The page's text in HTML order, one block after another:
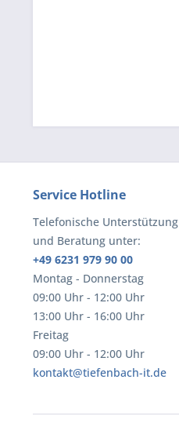
Service Hotline
Telefonische Unterstützung
und Beratung unter:
+49 6231 979 90 00
Montag - Donnerstag
09:00 Uhr - 12:00 Uhr
13:00 Uhr - 16:00 Uhr
Freitag
09:00 Uhr - 12:00 Uhr
kontakt@tiefenbach-it.de